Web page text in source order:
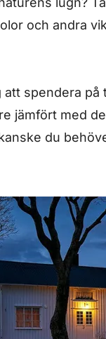
och andra
att spendera
jämfört med
du